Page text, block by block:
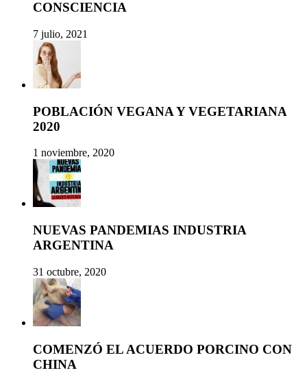
CONSCIENCIA
7 julio, 2021
POBLACIÓN VEGANA Y VEGETARIANA
2020
1 noviembre, 2020
NUEVAS PANDEMIAS INDUSTRIA
ARGENTINA
31 octubre, 2020
COMENZÓ EL ACUERDO PORCINO CON
CHINA